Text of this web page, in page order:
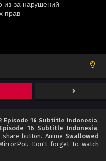
Episode 16 Subtitle Indonesia,
16 Subtitle Indonesia,
button. Anime Swallowed
Don't forget to watch